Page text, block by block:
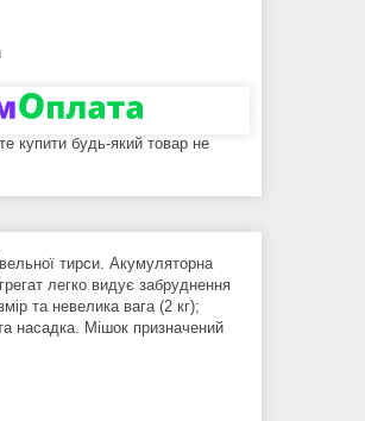
купити будь-який товар не
тирси. Акумуляторна
легко видує забруднення
та невелика вага (2 кг);
насадка. Мішок призначений